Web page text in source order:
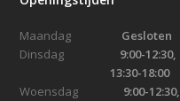
Maandag Gesloten
Dinsdag 9:00-12:30,
13:30-18:00
Woensdag
9:00-12:30,